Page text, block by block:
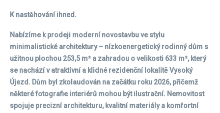
K nastěhování ihned.
Nabízíme k prodeji moderní novostavbu ve stylu
minimalistické architektury – nízkoenergetický rodinný dům s
užitnou plochou 253,5 m² a zahradou o velikosti 633 m², který
se nachází v atraktivní a klidné rezidenční lokalitě Vysoký
Újezd. Dům byl zkolaudován na začátku roku 2026, přičemž
některé fotografie interiérů mohou být ilustrační. Nemovitost
spojuje precizní architekturu, kvalitní materiály a komfortní